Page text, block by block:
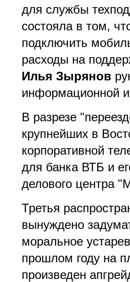
для службы
состояла в том,
подключить
расходы на
Илья Зырянов
информационной
В разрезе
крупнейших в
корпоративной
для банка ВТБ и
делового центра
Третья
вынуждено
моральное
прошлом году на
произведен